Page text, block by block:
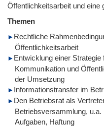
Öffentlichkeitsarbeit und eine
Themen
Rechtliche
Öffentlichkeitsarbeit
Entwicklung einer Strategie
Kommunikation und
der Umsetzung
Informationstransfer im
Den Betriebsrat als
Betriebsversammlung,
Aufgaben, Haftung